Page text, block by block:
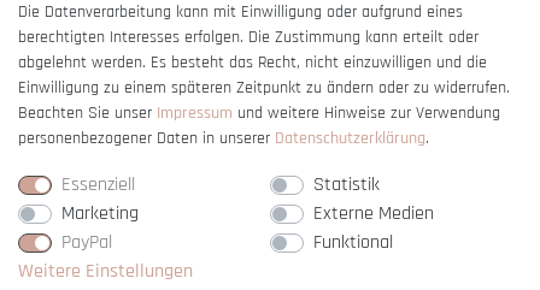
Vertrag widerrufen
Die Datenverarbeitung kann mit Einwilligung oder aufgrund eines
berechtigten Interesses erfolgen. Die Zustimmung kann erteilt oder
abgelehnt werden. Es besteht das Recht, nicht einzuwilligen und die
Einwilligung zu einem späteren Zeitpunkt zu ändern oder zu widerrufen.
Beachten Sie unser Impressum und weitere Hinweise zur Verwendung
personenbezogener Daten in unserer Daten­schutz­erklärung.
Essenziell
Statistik
Marketing
Externe Medien
PayPal
Funktional
Weitere Einstellungen